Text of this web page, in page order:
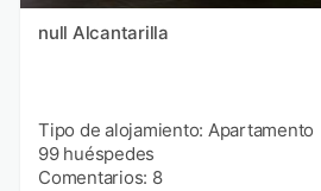
null Alcantarilla
Tipo de alojamiento: Apartamento
99 huéspedes
Comentarios: 8